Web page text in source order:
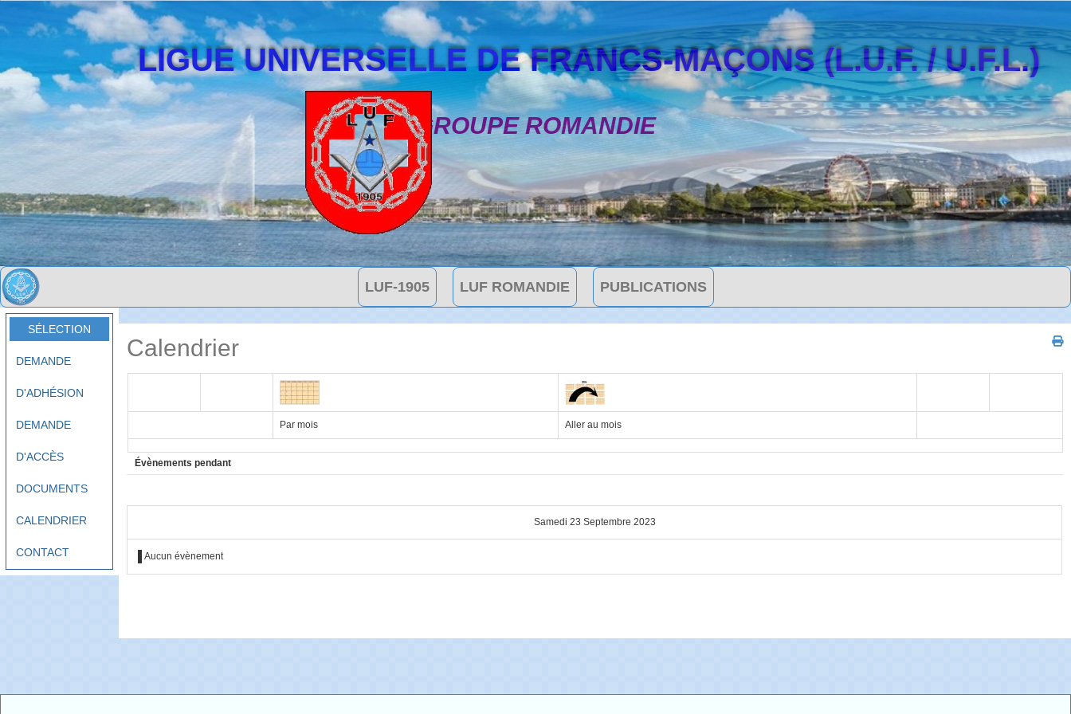
LIGUE UNIVERSELLE DE FRANCS-MAÇONS (L.U.F. / U.F.L.)
GROUPE ROMANDIE
LUF-1905 LUF ROMANDIE PUBLICATIONS
SÉLECTION
DEMANDE
D'ADHÉSION
DEMANDE
D'ACCÈS
DOCUMENTS
CALENDRIER
CONTACT
Calendrier
Par mois Aller au mois
Évènements pendant
Samedi 23 Septembre 2023
Aucun évènement